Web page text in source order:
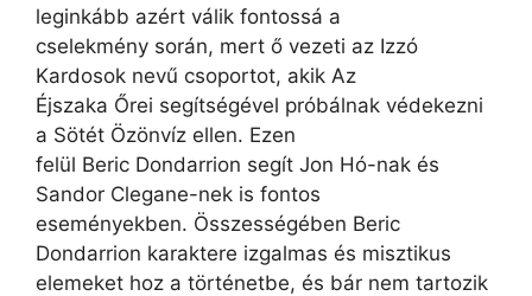
leginkább azért válik fontossá a
cselekmény során, mert ő vezeti az Izzó
Kardosok nevű csoportot, akik Az
Éjszaka Őrei segítségével próbálnak védekezni
a Sötét Özönvíz ellen. Ezen
felül Beric Dondarrion segít Jon Hó-nak és
Sandor Clegane-nek is fontos
eseményekben. Összességében Beric
Dondarrion karaktere izgalmas és misztikus
elemeket hoz a történetbe, és bár nem tartozik